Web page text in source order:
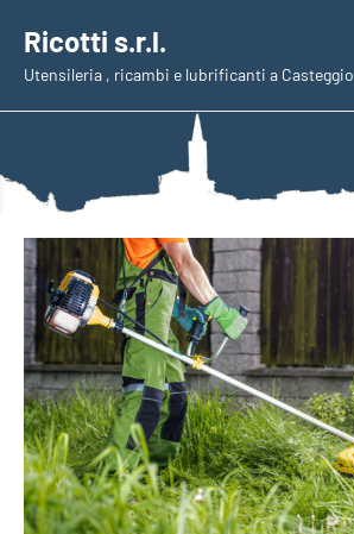
contenuto
Ricotti s.r.l.
Utensileria , ricambi e lubrificanti a Casteggio